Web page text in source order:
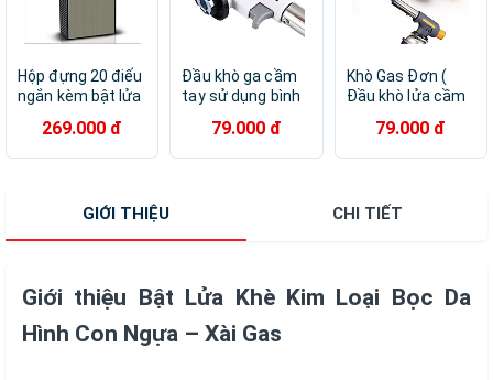
Hộp đựng 20 điếu
ngắn kèm bật lửa
mái làm quà tặng
269.000 đ
Đầu khò ga cầm
tay sử dụng bình
79.000 đ
Khò Gas Đơn (
Đầu khò lửa cầm
gas mini Tiện
Dụng )
79.000 đ
GIỚI THIỆU CHI TIẾT
Giới thiệu Bật Lửa Khè Kim Loại Bọc Da
Hình Con Ngựa – Xài Gas